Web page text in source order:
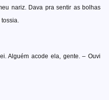
nariz. Dava pra sentir as bolhas
tossia.
Alguém acode ela, gente. – Ouvi